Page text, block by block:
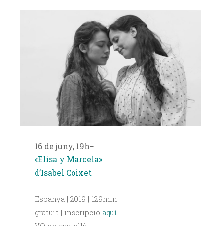
16 de juny, 19h−
«Elisa y Marcela»
d’Isabel Coixet
Espanya | 2019 | 129min
gratuït | inscripció aquí